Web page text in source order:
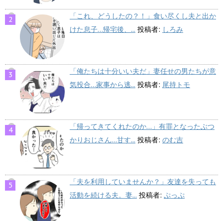
「これ、どうしたの？！」食い尽くし夫と出か
けた息子…帰宅後、... 投稿者: しろみ
「俺たちは十分いい夫だ」妻任せの男たちが意
気投合…家事から逃... 投稿者: 尾持トモ
「帰ってきてくれたのか…」有罪となったぶつ
かりおじさん…甘す... 投稿者: のむ吉
「夫を利用していませんか？」友達を失っても
活動を続ける夫。妻... 投稿者: ぷっぷ